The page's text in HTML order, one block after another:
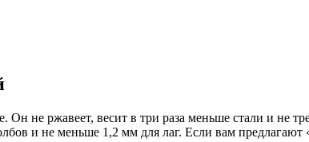
не ржавеет, весит в три раза меньше стали и не
и не меньше 1,2 мм для лаг. Если вам